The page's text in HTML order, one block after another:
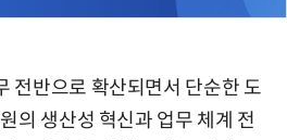
전반으로 확산되면서 단순한 도
의 생산성 혁신과 업무 체계 전